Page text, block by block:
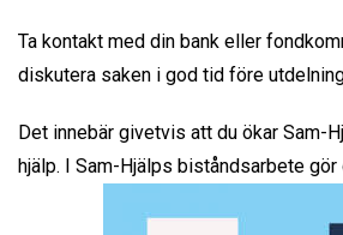
Ta kontakt med din bank eller
diskutera saken i god tid före
Det innebär givetvis att du ökar Sam-
hjälp. I Sam-Hjälps biståndsarbete